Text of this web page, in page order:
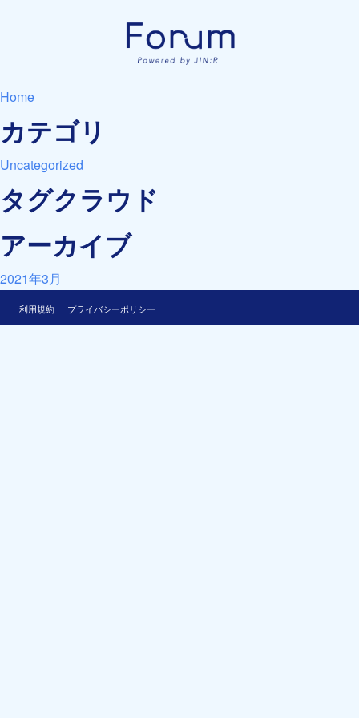
Home
カテゴリ
Uncategorized
タグクラウド
アーカイブ
2021年3月
利用規約 プライバシーポリシー